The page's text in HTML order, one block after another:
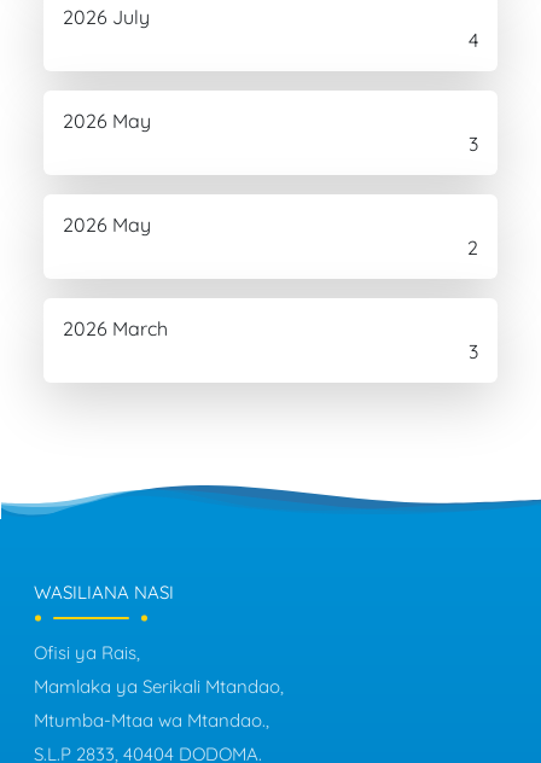
2026 July
4
2026 May
3
2026 May
2
2026 March
3
WASILIANA NASI
Ofisi ya Rais,
Mamlaka ya Serikali Mtandao,
Mtumba-Mtaa wa Mtandao.,
S.L.P 2833, 40404 DODOMA.